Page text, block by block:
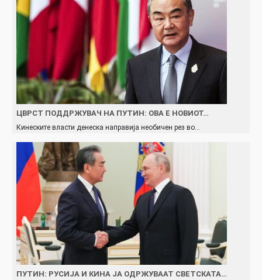
ЦВРСТ ПОДДРЖУВАЧ НА ПУТИН: ОВА Е НОВИОТ…
Кинеските власти денеска направија необичен рез во…
ПУТИН: РУСИЈА И КИНА ЈА ОДРЖУВААТ СВЕТСКАТА…